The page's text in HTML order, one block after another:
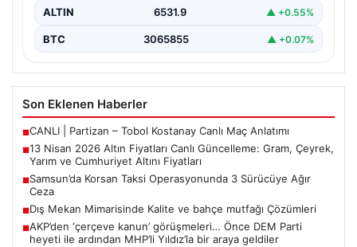
ALTIN 6531.9 ▲ +0.55%
BTC 3065855 ▲ +0.07%
Son Eklenen Haberler
■CANLI | Partizan – Tobol Kostanay Canlı Maç Anlatımı
■13 Nisan 2026 Altın Fiyatları Canlı Güncelleme: Gram, Çeyrek,
Yarım ve Cumhuriyet Altını Fiyatları
■Samsun’da Korsan Taksi Operasyonunda 3 Sürücüye Ağır
Ceza
■Dış Mekan Mimarisinde Kalite ve bahçe mutfağı Çözümleri
■AKP’den ‘çerçeve kanun’ görüşmeleri… Önce DEM Parti
heyeti ile ardından MHP’li Yıldız’la bir araya geldiler